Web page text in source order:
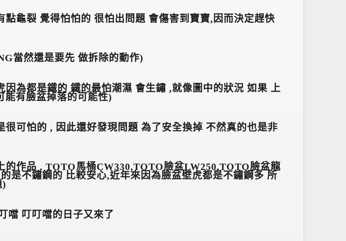
點龜裂 覺得怕怕的 很怕出問題 會傷害到寶寶,因而決定趕快
當然還是要先 做拆除的動作)
因為都是鐵的 鐵的最怕潮濕 會生鏽 ,就像圖中的狀況 如果 上
能有臉盆掉落的可能性)
很可怕的 , 因此還好發現問題 為了安全換掉 不然真的也是非
的作品 , TOTO馬桶CW330,TOTO臉盆LW250,TOTO臉盆龍
是不鏽鋼的 比較安心,近年來因為臉盆壁虎都是不鏽鋼多 所
)
噹 叮叮噹的日子又來了